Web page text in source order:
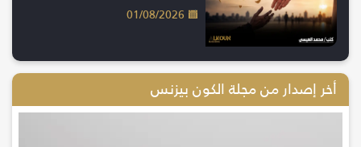
01/08/2026
أخر إصدار من مجلة الكون بيزنس